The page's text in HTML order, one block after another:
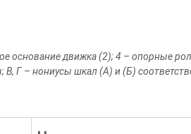
основание движка (2); 4 – опорные
Г – нониусы шкал (А) и (Б)